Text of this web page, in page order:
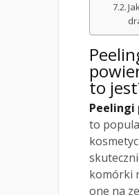
to
Peelingi
to
komórki
one na